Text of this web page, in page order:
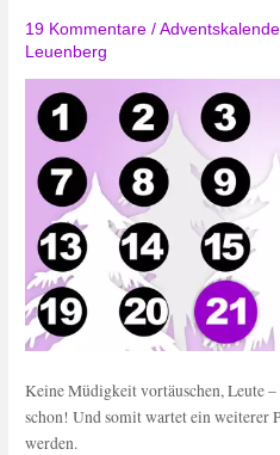
19 Kommentare /
Leuenberg
Keine Müdigkeit vortäuschen, Leute
schon! Und somit wartet ein weiterer
werden.